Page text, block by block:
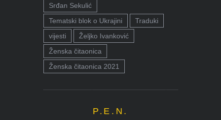
Srđan Sekulić
Tematski blok o Ukrajini
Traduki
vijesti
Željko Ivanković
Ženska čitaonica
Ženska čitaonica 2021
P.E.N.